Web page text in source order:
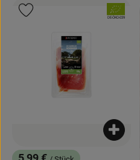
, Verband:
, Kontrollstelle:
DE-ÖKO-039
Produkt zu Favouriten